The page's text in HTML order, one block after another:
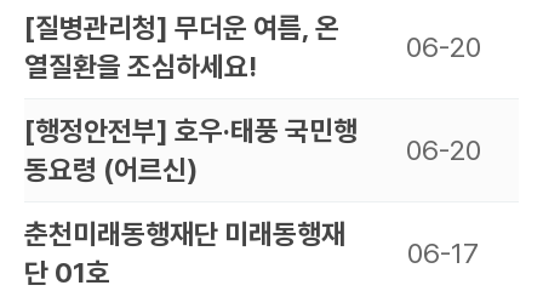
[질병관리청] 무더운 여름, 온
열질환을 조심하세요!
06-20
[행정안전부] 호우·태풍 국민행
동요령 (어르신)
06-20
춘천미래동행재단 미래동행재
단 01호
06-17